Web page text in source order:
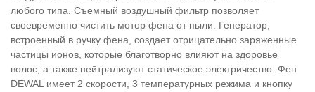
любого типа. Съемный воздушный фильтр позволяет
своевременно чистить мотор фена от пыли. Генератор,
встроенный в ручку фена, создает отрицательно заряженные
частицы ионов, которые благотворно влияют на здоровье
волос, а также нейтрализуют статическое электричество. Фен
DEWAL имеет 2 скорости, 3 температурных режима и кнопку